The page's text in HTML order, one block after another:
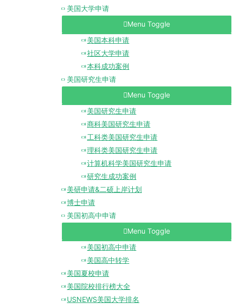
美国大学申请
Menu Toggle
美国本科申请
社区大学申请
本科成功案例
美国研究生申请
Menu Toggle
美国研究生申请
商科美国研究生申请
工科类美国研究生申请
理科类美国研究生申请
计算机科学美国研究生申请
研究生成功案例
美研申请&二硕上岸计划
博士申请
美国初高中申请
Menu Toggle
美国初高中申请
美国高中转学
美国夏校申请
美国院校排行榜大全
USNEWS美国大学排名